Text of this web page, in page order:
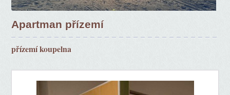
Apartman přízemí
přízemí koupelna